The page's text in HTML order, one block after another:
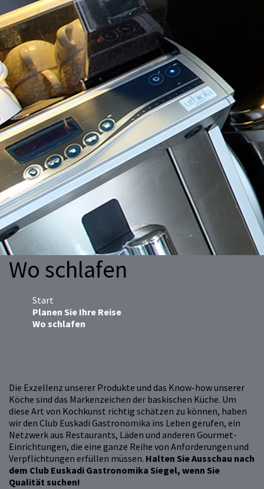
Wo schlafen
Start
Planen Sie Ihre Reise
Wo schlafen
Die Exzellenz unserer Produkte und das Know-how unserer
Köche sind das Markenzeichen der baskischen Küche. Um
diese Art von Kochkunst richtig schätzen zu können, haben
wir den Club Euskadi Gastronomika ins Leben gerufen, ein
Netzwerk aus Restaurants, Läden und anderen Gourmet-
Einrichtungen, die eine ganze Reihe von Anforderungen und
Verpflichtungen erfüllen müssen. Halten Sie Ausschau nach
dem Club Euskadi Gastronomika Siegel, wenn Sie
Qualität suchen!